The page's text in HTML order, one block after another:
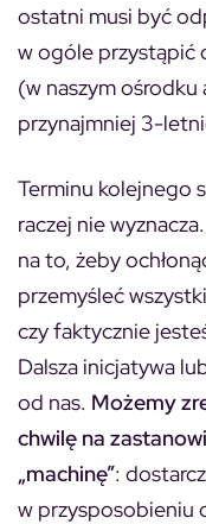
ostatni musi być
w ogóle przystąpić
(w naszym
przynajmniej 3-
Terminu kolejnego
raczej nie
na to, żeby
przemyśleć
czy faktycznie
Dalsza inicjatywa
od nas. Możemy
chwilę na
„machinę”:
w przysposobieniu